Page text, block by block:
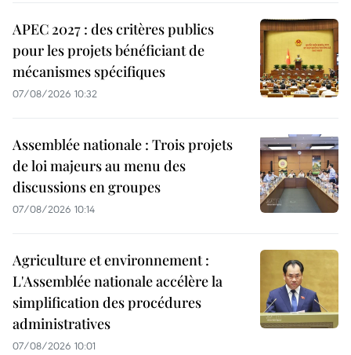
APEC 2027 : des critères publics
pour les projets bénéficiant de
mécanismes spécifiques
07/08/2026 10:32
Assemblée nationale : Trois projets
de loi majeurs au menu des
discussions en groupes
07/08/2026 10:14
Agriculture et environnement :
L'Assemblée nationale accélère la
simplification des procédures
administratives
07/08/2026 10:01